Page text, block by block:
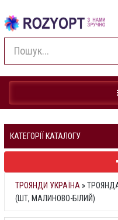
КАТЕГОРІЇ КАТАЛОГУ
ТРОЯНДИ УКРАЇНА »
(ШТ, МАЛИНОВО-БІЛИЙ)